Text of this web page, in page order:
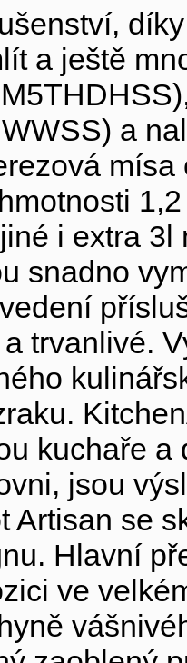
a ještě
a
i extra
snadno
trvanlivé.
kuchaře
jsou
Artisan se
Hlavní
ve